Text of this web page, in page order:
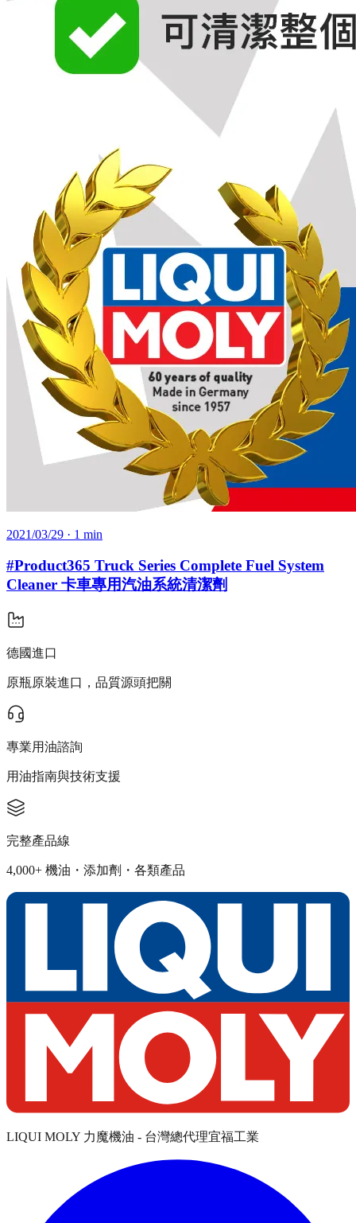
2021/03/29 · 1 min
#Product365 Truck Series Complete Fuel System
Cleaner 卡車專用汽油系統清潔劑
德國進口
原瓶原裝進口，品質源頭把關
專業用油諮詢
用油指南與技術支援
完整產品線
4,000+ 機油・添加劑・各類產品
LIQUI MOLY 力魔機油 - 台灣總代理宜福工業